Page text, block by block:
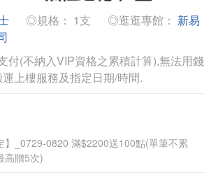
◎規格： 1支 ◎逛逛專館： 新易
付(不納入VIP資格之累積計算),無法用錢
上樓服務及指定日期/時間.
】_0729-0820 滿$2200送100點(單筆不累
高贈5次)